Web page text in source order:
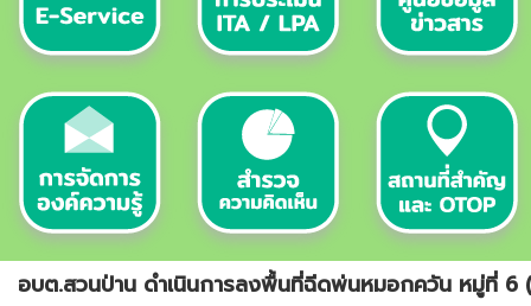
อบต.สวนป่าน ดำเนินการลงพื้นที่ฉีดพ่นหมอกควัน หมู่ที่